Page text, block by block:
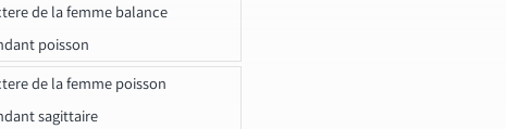
de la femme balance
poisson
de la femme poisson
sagittaire